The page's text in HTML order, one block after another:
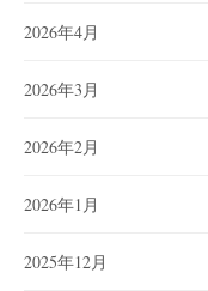
2026年4月
2026年3月
2026年2月
2026年1月
2025年12月